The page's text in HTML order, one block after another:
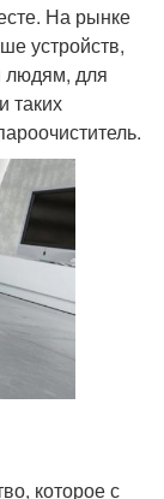
На рынке
устройств,
людям, для
таких
которое с